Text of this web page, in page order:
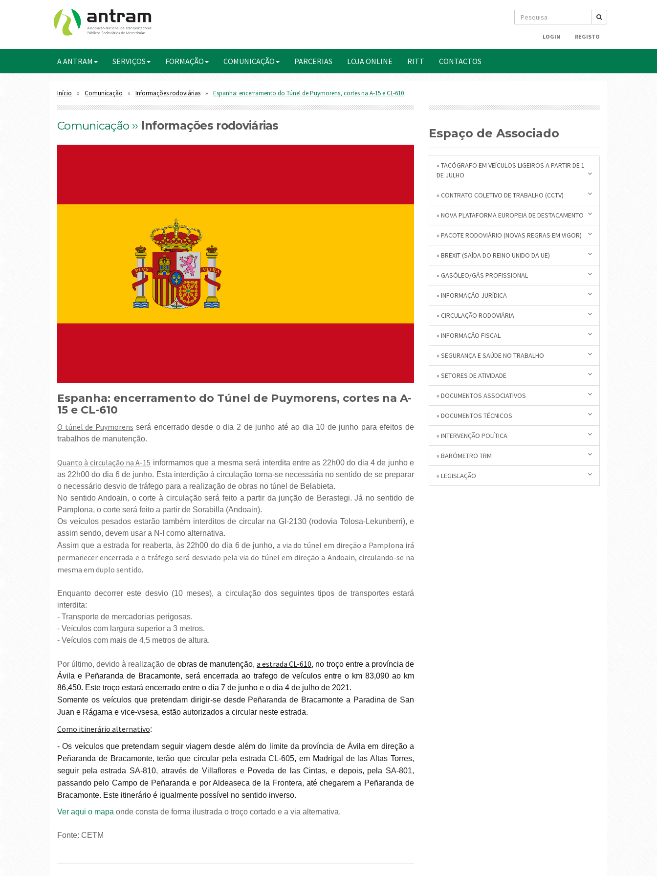
LOGIN REGISTO
A ANTRAM SERVIÇOS FORMAÇÃO COMUNICAÇÃO PARCERIAS LOJA ONLINE RITT CONTACTOS
Início Comunicação Informações rodoviárias Espanha: encerramento do Túnel de Puymorens, cortes na A-15 e CL-610
Comunicação ›› Informações rodoviárias
Espanha: encerramento do Túnel de Puymorens, cortes na A-
15 e CL-610
O túnel de Puymorens será encerrado desde o dia 2 de junho até ao dia 10 de junho para efeitos de
trabalhos de manutenção.
Quanto à circulação na A-15 informamos que a mesma será interdita entre as 22h00 do dia 4 de junho e
as 22h00 do dia 6 de junho. Esta interdição à circulação torna-se necessária no sentido de se preparar
o necessário desvio de tráfego para a realização de obras no túnel de Belabieta.
No sentido Andoain, o corte à circulação será feito a partir da junção de Berastegi. Já no sentido de
Pamplona, o corte será feito a partir de Sorabilla (Andoain).
Os veículos pesados ​​estarão também interditos de circular na GI-2130 (rodovia Tolosa-Lekunberri), e
assim sendo, devem usar a N-I como alternativa.
Assim que a estrada for reaberta, às 22h00 do dia 6 de junho, a via do túnel em direção a Pamplona irá
permanecer encerrada e o tráfego será desviado pela via do túnel em direção a Andoain, circulando-se na
mesma em duplo sentido.
Enquanto decorrer este desvio (10 meses), a circulação dos seguintes tipos de transportes estará
interdita:
- Transporte de mercadorias perigosas.
- Veículos com largura superior a 3 metros.
- Veículos com mais de 4,5 metros de altura.
Por último, devido à realização de obras de manutenção,a estrada CL-610, no troço entre a província de
Ávila e Peñaranda de Bracamonte, será encerrada ao trafego de veículos entre o km 83,090 ao km
86,450. Este troço estará encerrado entre o dia 7 de junho e o dia 4 de julho de 2021.
Somente os veículos que pretendam dirigir-se desde Peñaranda de Bracamonte a Paradina de San
Juan e Rágama e vice-vsesa, estão autorizados a circular neste estrada.
Como itinerário alternativo:
- Os veículos que pretendam seguir viagem desde além do limite da província de Ávila em direção a
Peñaranda de Bracamonte, terão que circular pela estrada CL-605, em Madrigal de las Altas Torres,
seguir pela estrada SA-810, através de Villaflores e Poveda de las Cintas, e depois, pela SA-801,
passando pelo Campo de Peñaranda e por Aldeaseca de la Frontera, até chegarem a Peñaranda de
Bracamonte. Este itinerário é igualmente possível no sentido inverso.
Ver aqui o mapa onde consta de forma ilustrada o troço cortado e a via alternativa.
Fonte: CETM
Espaço de Associado
» TACÓGRAFO EM VEÍCULOS LIGEIROS A PARTIR DE 1
DE JULHO
» CONTRATO COLETIVO DE TRABALHO (CCTV)
» NOVA PLATAFORMA EUROPEIA DE DESTACAMENTO
» PACOTE RODOVIÁRIO (NOVAS REGRAS EM VIGOR)
» BREXIT (SAÍDA DO REINO UNIDO DA UE)
» GASÓLEO/GÁS PROFISSIONAL
» INFORMAÇÃO JURÍDICA
» CIRCULAÇÃO RODOVIÁRIA
» INFORMAÇÃO FISCAL
» SEGURANÇA E SAÚDE NO TRABALHO
» SETORES DE ATIVIDADE
» DOCUMENTOS ASSOCIATIVOS
» DOCUMENTOS TÉCNICOS
» INTERVENÇÃO POLÍTICA
» BARÓMETRO TRM
» LEGISLAÇÃO